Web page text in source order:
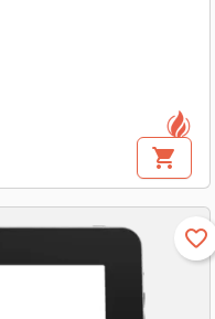
shopping_cart
favorite_border